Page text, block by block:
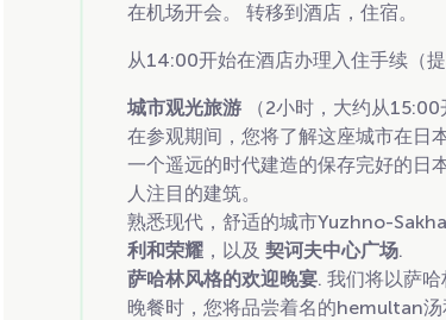
在机场开会。 转移到酒店，住宿。
从14:00开始在酒店办理入住手续（
城市观光旅游 （2小时，大约从
在参观期间，您将了解这座城市在日
一个遥远的时代建造的保存完好的日
人注目的建筑。
熟悉现代，舒适的城市Yuzhno-
利和荣耀 ，以及 契诃夫中心广场.
萨哈林风格的欢迎晚宴. 我们将以萨
晚餐时，您将品尝着名的hemultan汤